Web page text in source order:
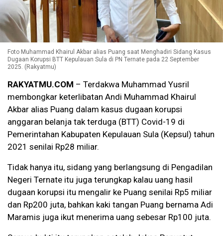
Foto Muhammad Khairul Akbar alias Puang saat Menghadiri Sidang Kasus
Dugaan Korupsi BTT Kepulauan Sula di PN Ternate pada 22 September
2025. (Rakyatmu)
RAKYATMU.COM – Terdakwa Muhammad Yusril
membongkar keterlibatan Andi Muhammad Khairul
Akbar alias Puang dalam kasus dugaan korupsi
anggaran belanja tak terduga (BTT) Covid-19 di
Pemerintahan Kabupaten Kepulauan Sula (Kepsul) tahun
2021 senilai Rp28 miliar.
Tidak hanya itu, sidang yang berlangsung di Pengadilan
Negeri Ternate itu juga terungkap kalau uang hasil
dugaan korupsi itu mengalir ke Puang senilai Rp5 miliar
dan Rp200 juta, bahkan kaki tangan Puang bernama Adi
Maramis juga ikut menerima uang sebesar Rp100 juta.